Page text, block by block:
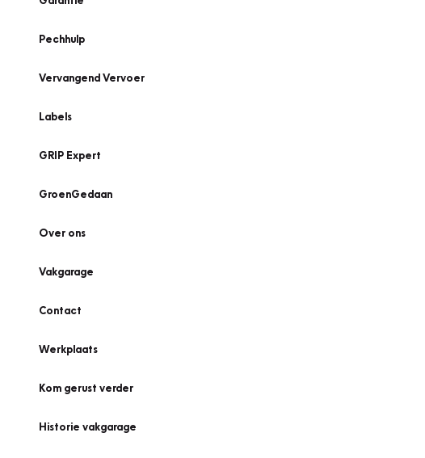
Pechhulp
Vervangend Vervoer
Labels
GRIP Expert
GroenGedaan
Over ons
Vakgarage
Contact
Werkplaats
Kom gerust verder
Historie vakgarage